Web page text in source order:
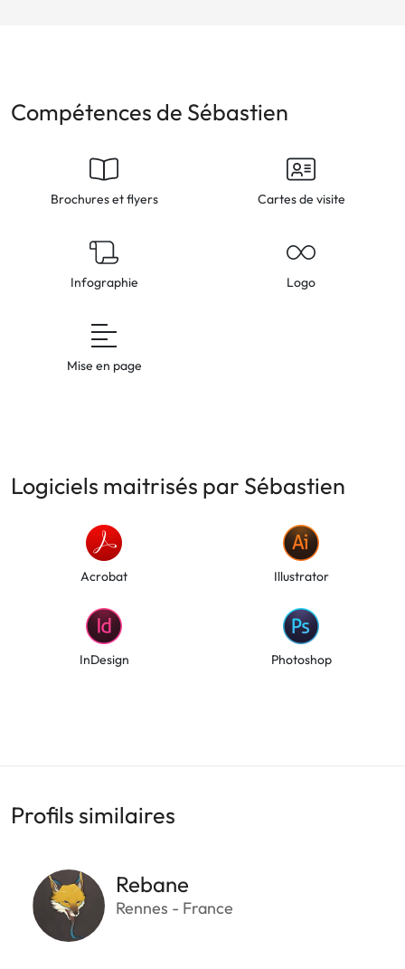
Compétences de Sébastien
Brochures et flyers Cartes de visite
Infographie Logo
Mise en page
Logiciels maitrisés par Sébastien
Acrobat Illustrator
InDesign Photoshop
Profils similaires
Rebane
Rennes - France